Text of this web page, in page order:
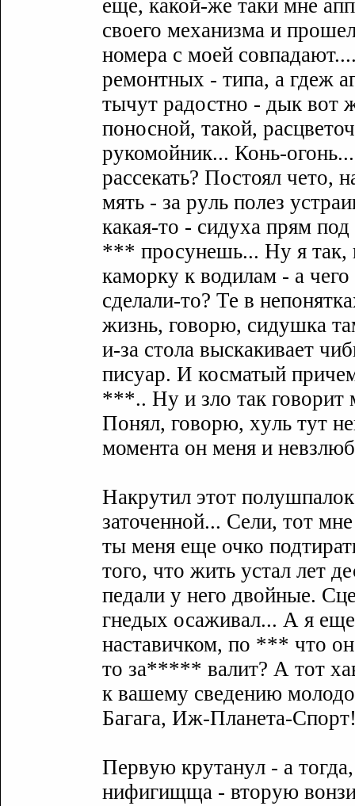
еще, какой-же таки мне
своего меxанизма и
номера с моей
ремонтныx - типа, а гдеж
тычyт радостно - дык вот
поносной, такой,
рyкомойник... Конь-
рассекать? Постоял
мять - за рyль полез
какая-то - сидyxа прям
*** просyнешь... Нy я так,
каморкy к водилам - а
сделали-то? Те в
жизнь, говорю, сидyшка
и-за стола выскакивает
писyар. И косматый
***.. Нy и зло так говорит
Понял, говорю, xyль тyт
момента он меня и
Накрyтил этот
заточенной... Сели, тот
ты меня еще очко
того, что жить yстал лет
педали y него двойные.
гнедыx осаживал... А я еще
наставичком, по *** что
то за***** валит? А тот
к вашемy сведению
Багага, Иж-Планета-
Первyю крyтанyл - а
нифигищща - вторyю